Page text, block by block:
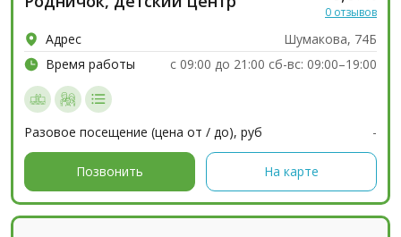
0 отзывов
Адрес
Шумакова, 74Б
Время работы
c 09:00 до 21:00 сб-вс: 09:00–19:00
Разовое посещение (цена от / до), руб -
Позвонить На карте